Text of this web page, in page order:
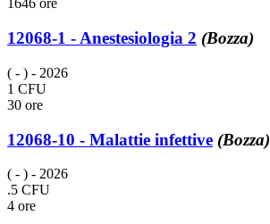
1646 ore
12068-1 - Anestesiologia 2 (Bozza)
( - ) - 2026
1 CFU
30 ore
12068-10 - Malattie infettive (Bozza)
( - ) - 2026
.5 CFU
4 ore